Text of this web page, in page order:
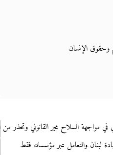
وحقوق الإنسان
في مواجهة السلاح غير القانوني وتحذر من
لبنان والتعامل عبر مؤسساته فقط